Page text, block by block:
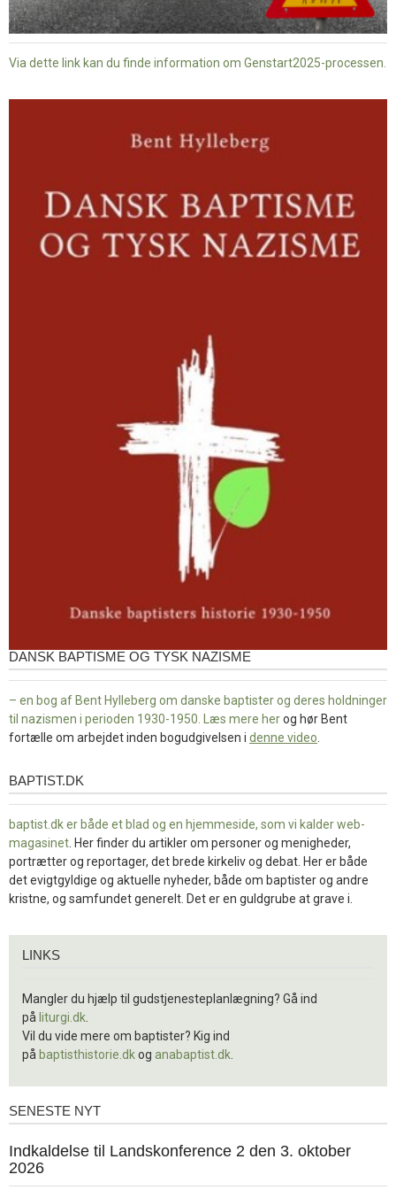
Via dette link kan du finde information om Genstart2025-processen.
DANSK BAPTISME OG TYSK NAZISME
– en bog af Bent Hylleberg om danske baptister og deres holdninger
til nazismen i perioden 1930-1950. Læs mere herog hør Bent
fortælle om arbejdet inden bogudgivelsen i denne video
baptist.dk
BAPTIST.DK
baptist.dk er både et blad og en hjemmeside, som vi kalder web-
magasinet . Her finder du artikler om personer og menigheder,
portrætter og reportager, det brede kirkeliv og debat. Her er både
det evigtgyldige og aktuelle nyheder, både om baptister og andre
kristne, og samfundet generelt. Det er en guldgrube at grave i.
LINKS
Mangler du hjælp til gudstjenesteplanlægning? Gå ind
på liturgi.dk
Vil du vide mere om baptister? Kig ind
på baptisthistorie.dkog anabaptist.dk
Seneste
SENESTE NYT
1.
jul.
Indkaldelse til Landskonference 2 den 3. oktober
2026